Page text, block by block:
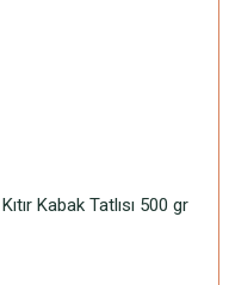
Kıtır Kabak Tatlısı 500 gr